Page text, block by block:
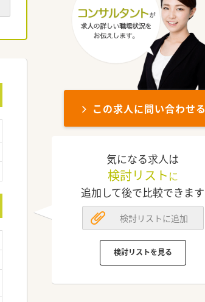
この求人に問い合わせる
気になる求人は
検討リスト に
追加して後で比較できます
検討リストに追加
検討リストを見る